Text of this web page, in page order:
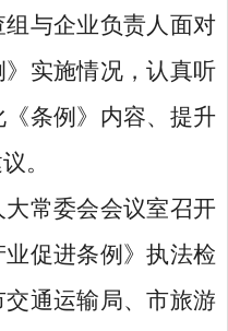
与企业负责人面对
实施情况，认真听
条例》内容、提升
。
常委会会议室召开
业促进条例》执法检
通运输局、市旅游